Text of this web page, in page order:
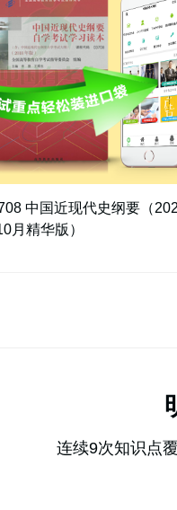
中国近现代史纲要（
月精华版）
连续9次知识点